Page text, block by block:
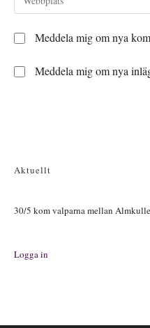
att
kommentera
postadress
att
URL
din
webbplats
(valfritt)
Meddela mig om nya
Meddela mig om nya
Aktuellt
30/5 kom valparna mellan
Logga in